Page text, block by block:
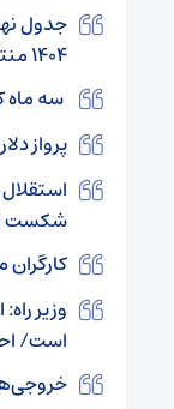
جدول
۱۴۰۴ منتشر شد
سه ماه
پرواز
شکست از ۷ گل هم
وزیر
است/